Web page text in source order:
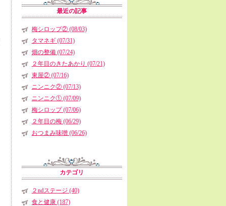
最近の記事
梅シロップ② (08/03)
タマネギ (07/31)
畑の整備 (07/24)
２年目のきたあかり (07/21)
東屋② (07/16)
ニンニク② (07/13)
ニンニク① (07/09)
梅シロップ (07/06)
２年目の梅 (06/29)
おつまみ味噌 (06/26)
カテゴリ
２ndステージ (40)
食と健康 (187)